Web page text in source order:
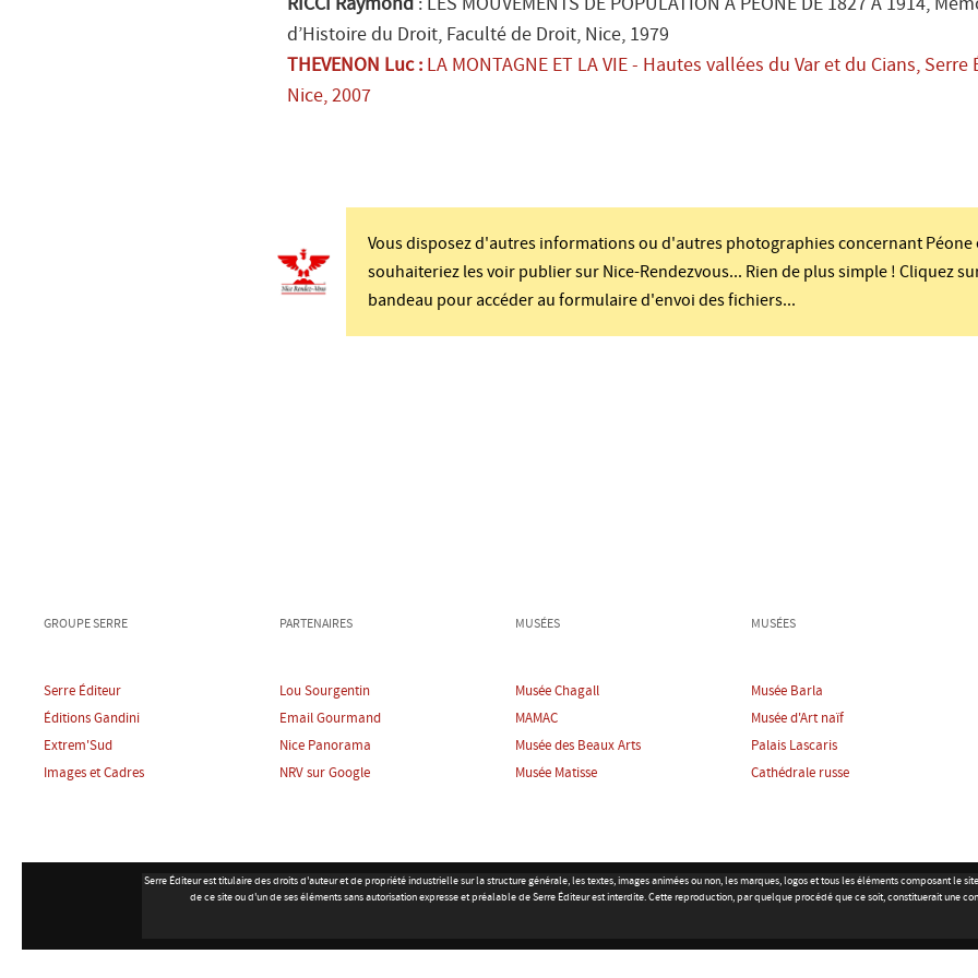
RICCI Raymond : LES MOUVEMENTS DE POPULATION À PÉONE DE 1827 À 1914,
d’Histoire du Droit, Faculté de Droit, Nice, 1979
THEVENON Luc : LA MONTAGNE ET LA VIE - Hautes vallées du Var et du Cians, Serre
Nice, 2007
Vous disposez d'autres informations ou d'autres photographies concernant Péone
souhaiteriez les voir publier sur Nice-Rendezvous... Rien de plus simple ! Cliquez
bandeau pour accéder au formulaire d'envoi des fichiers...
GROUPE SERRE
Serre Éditeur
Éditions Gandini
Extrem'Sud
Images et Cadres
PARTENAIRES
Lou Sourgentin
Email Gourmand
Nice Panorama
NRV sur Google
MUSÉES
Musée Chagall
MAMAC
Musée des Beaux Arts
Musée Matisse
MUSÉES
Musée Barla
Musée d'Art naïf
Palais Lascaris
Cathédrale russe
Serre Éditeur est titulaire des droits d'auteur et de propriété industrielle sur la structure générale, les textes, images animées ou non, les marques, logos et tous les éléments composant le
de ce site ou d'un de ses éléments sans autorisation expresse et préalable de Serre Éditeur est interdite. Cette reproduction, par quelque procédé que ce soit, constituerait une